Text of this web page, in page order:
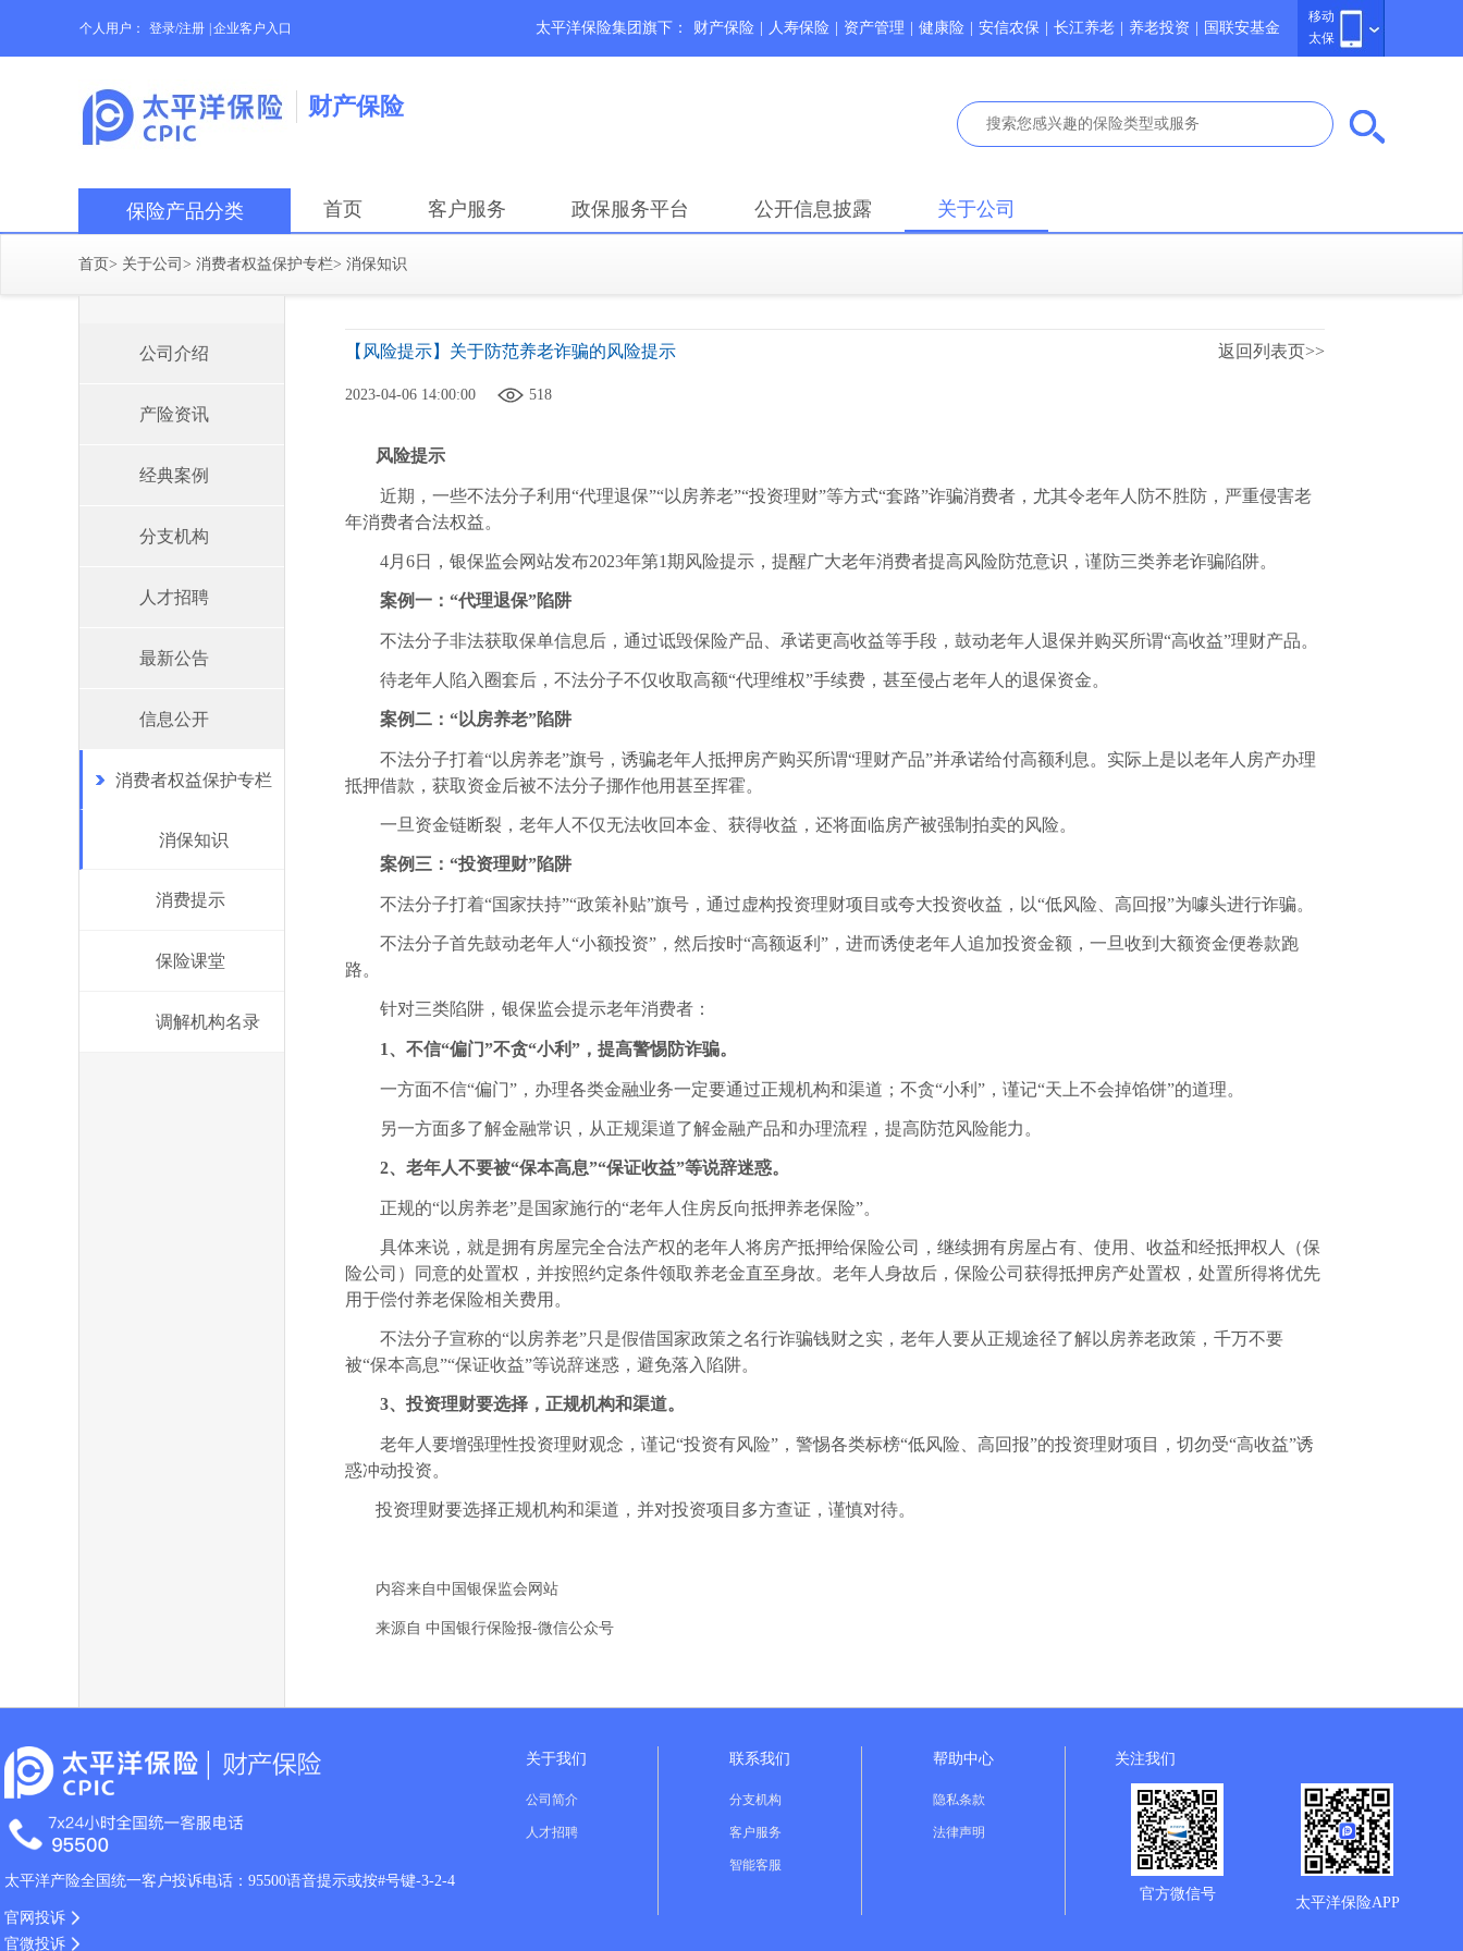
个人用户： 登录/注册 企业客户入口
移动
太保
太平洋保险集团旗下： 财产保险 人寿保险 资产管理 健康险 安信农保 长江养老 养老投资 国联安基金
财产保险
保险产品分类 首页 客户服务 政保服务平台 公开信息披露 关于公司
首页> 关于公司 > 消费者权益保护专栏> 消保知识
公司介绍
产险资讯
经典案例
分支机构
人才招聘
最新公告
信息公开
消费者权益保护专栏
消保知识
消费提示
保险课堂
调解机构名录
【风险提示】关于防范养老诈骗的风险提示 返回列表页>>
2023-04-06 14:00:00 518
风险提示
近期，一些不法分子利用“代理退保”“以房养老”“投资理财”等方式“套路”诈骗消费者，尤其令老年人防不胜防，严重侵害老
年消费者合法权益。
4月6日，银保监会网站发布2023年第1期风险提示 ，提醒广大老年消费者提高风险防范意识， 谨防三类养老诈骗陷阱。
案例一：“代理退保”陷阱
不法分子非法获取保单信息后，通过诋毁保险产品、承诺更高收益等手段， 鼓动老年人退保并购买所谓“高收益”理财产品。
待老年人陷入圈套后，不法分子不仅收取高额“代理维权”手续费 ，甚至侵占老年人的退保资金。
案例二：“以房养老”陷阱
不法分子打着“以房养老”旗号， 诱骗老年人抵押房产购买所谓“理财产品”并承诺给付高额利息 。实际上是以老年人房产办理
抵押借款，获取资金后被不法分子挪作他用甚至挥霍。
一旦资金链断裂，老年人 不仅无法收回本金、获得收益 ， 还将面临房产被强制拍卖的风险。
案例三：“投资理财”陷阱
不法分子打着“国家扶持”“政策补贴”旗号，通过虚构投资理财项目或夸大投资收益， 以“低风险、高回报”为噱头进行诈骗。
不法分子首先鼓动老年人“小额投资”，然后按时“高额返利”，进而诱使老年人追加投资金额， 一旦收到大额资金便卷款跑
路。
针对三类陷阱， 银保监会提示老年消费者：
1、 不信“偏门”不贪“小利”，提高警惕防诈骗。
一方面不信“偏门” ，办理各类金融业务一定要通过正规机构和渠道； 不贪“小利” ，谨记“天上不会掉馅饼”的道理。
另一方面多了解金融常识， 从正规渠道了解金融产品和办理流程 ，提高防范风险能力。
2、 老年人不要被“保本高息”“保证收益”等说辞迷惑。
正规的“以房养老”是国家施行的“老年人住房反向抵押养老保险”。
具体来说，就是拥有房屋完全合法产权的老年人将房产抵押给保险公司，继续拥有房屋占有、使用、收益和经抵押权人（保
险公司）同意的处置权，并按照约定条件领取养老金直至身故。老年人身故后，保险公司获得抵押房产处置权，处置所得将优先
用于偿付养老保险相关费用。
不法分子宣称的“以房养老”只是假借国家政策之名行诈骗钱财之实 ，老年人要从正规途径了解以房养老政策，千万不要
被“保本高息”“保证收益”等说辞迷惑，避免落入陷阱。
3、 投资理财要选择 ， 正规机构和渠道。
老年人要增强理性投资理财观念， 谨记“投资有风险” ，警惕各类标榜“低风险、高回报”的投资理财项目， 切勿受“高收益”诱
惑冲动投资。
投资理财要选择正规机构和渠道 ，并对投资项目多方查证，谨慎对待。
内容来自中国银保监会网站
来源自 中国银行保险报-微信公众号
太平洋产险全国统一客户投诉电话：95500语音提示或按#号键-3-2-4
官网投诉
官微投诉
关于我们
公司简介
人才招聘
联系我们
分支机构
客户服务
智能客服
帮助中心
隐私条款
法律声明
关注我们
官方微信号
太平洋保险APP